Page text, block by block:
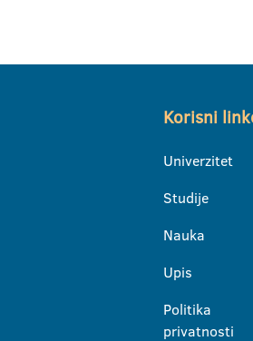
Korisni
Univerzitet
Studije
Nauka
Upis
Politika
privatnosti